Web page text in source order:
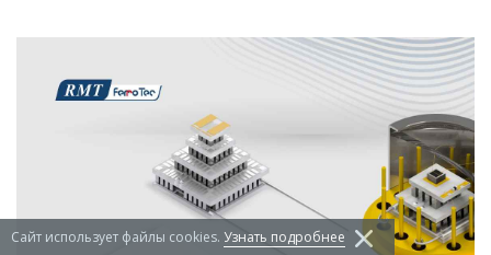
Сайт использует файлы сookies. Узнать подробнее